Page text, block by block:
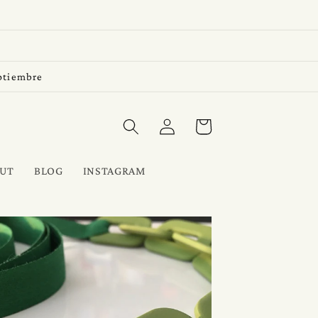
BLOG INSTAGRAM
Iniciar
sesión
Carrito